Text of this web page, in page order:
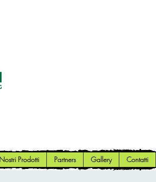
Prodotti Partners Gallery Contatti